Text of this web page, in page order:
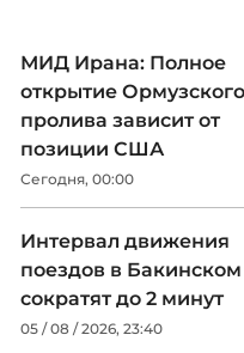
МИД Ирана: Полное
открытие Ормузского
пролива зависит от
позиции США
Сегодня, 00:00
Интервал движения
поездов в
сократят до 2 минут
05 / 08 / 2026, 23:40